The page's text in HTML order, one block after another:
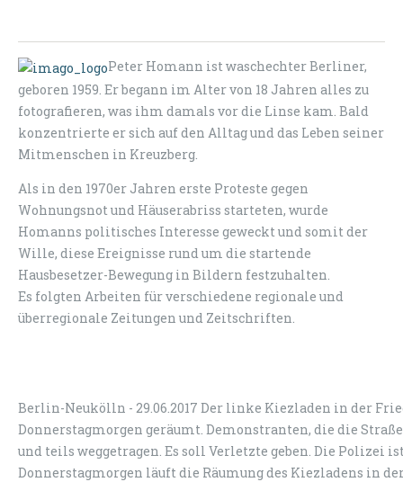
Peter Homann ist waschechter Berliner,
geboren 1959. Er begann im Alter von 18 Jahren alles zu
fotografieren, was ihm damals vor die Linse kam. Bald
konzentrierte er sich auf den Alltag und das Leben seiner
Mitmenschen in Kreuzberg.
Als in den 1970er Jahren erste Proteste gegen
Wohnungsnot und Häuserabriss starteten, wurde
Homanns politisches Interesse geweckt und somit der
Wille, diese Ereignisse rund um die startende
Hausbesetzer-Bewegung in Bildern festzuhalten.
Es folgten Arbeiten für verschiedene regionale und
überregionale Zeitungen und Zeitschriften.
Berlin-Neukölln - 29.06.2017 Der linke Kiezladen in der
Donnerstagmorgen geräumt. Demonstranten, die die
und teils weggetragen. Es soll Verletzte geben. Die Polizei
Donnerstagmorgen läuft die Räumung des Kiezladens in